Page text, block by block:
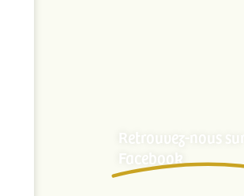
Retrouvez-nous sur
Facebook